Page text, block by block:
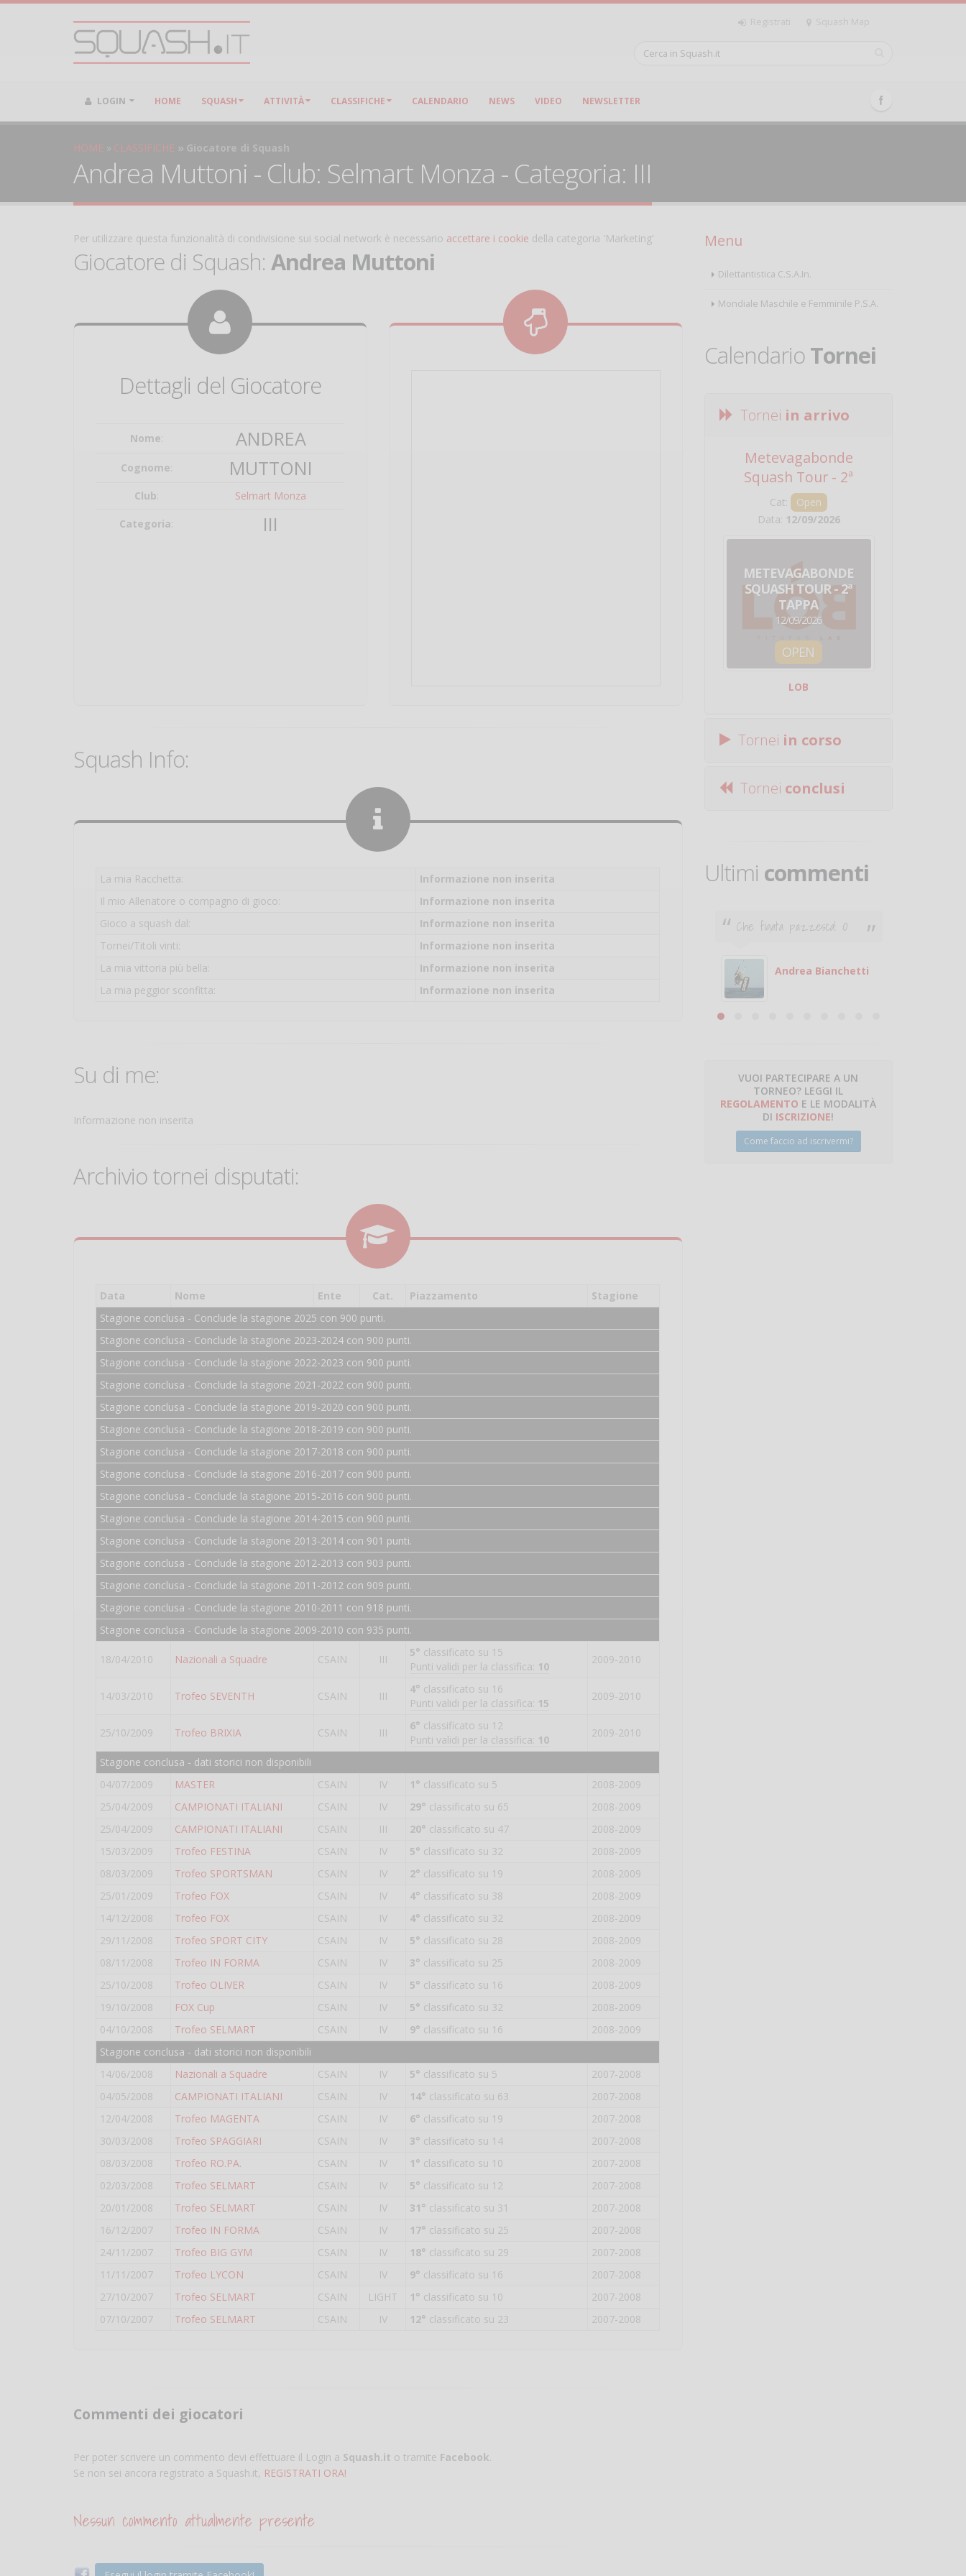
Registrati Squash Map
LOGIN HOME SQUASH ATTIVITÀ CLASSIFICHE CALENDARIO NEWS VIDEO NEWSLETTER
HOME CLASSIFICHE Giocatore di Squash
Andrea Muttoni - Club: Selmart Monza - Categoria: III
Per utilizzare questa funzionalità di condivisione sui social network è necessario accettare i cookie della categoria 'Marketing'
Giocatore di Squash: Andrea Muttoni
Dettagli del Giocatore
Nome: ANDREA
Cognome: MUTTONI
Club: Selmart Monza
Categoria: III
Squash Info:
La mia Racchetta:
Informazione non inserita
Il mio Allenatore o compagno di gioco:
Informazione non inserita
Gioco a squash dal:
Informazione non inserita
Tornei/Titoli vinti:
Informazione non inserita
La mia vittoria più bella:
Informazione non inserita
La mia peggior sconfitta:
Informazione non inserita
Su di me:
Informazione non inserita
Archivio tornei disputati:
Data Nome Ente Cat. Piazzamento
Stagione
Stagione conclusa - Conclude la stagione 2025 con 900 punti.
Stagione conclusa - Conclude la stagione 2023-2024 con 900 punti.
Stagione conclusa - Conclude la stagione 2022-2023 con 900 punti.
Stagione conclusa - Conclude la stagione 2021-2022 con 900 punti.
Stagione conclusa - Conclude la stagione 2019-2020 con 900 punti.
Stagione conclusa - Conclude la stagione 2018-2019 con 900 punti.
Stagione conclusa - Conclude la stagione 2017-2018 con 900 punti.
Stagione conclusa - Conclude la stagione 2016-2017 con 900 punti.
Stagione conclusa - Conclude la stagione 2015-2016 con 900 punti.
Stagione conclusa - Conclude la stagione 2014-2015 con 900 punti.
Stagione conclusa - Conclude la stagione 2013-2014 con 901 punti.
Stagione conclusa - Conclude la stagione 2012-2013 con 903 punti.
Stagione conclusa - Conclude la stagione 2011-2012 con 909 punti.
Stagione conclusa - Conclude la stagione 2010-2011 con 918 punti.
Stagione conclusa - Conclude la stagione 2009-2010 con 935 punti.
18/04/2010 Nazionali a Squadre CSAIN III
5° classificato su 15
Punti validi per la classifica: 10
2009-2010
14/03/2010 Trofeo SEVENTH CSAIN III
4° classificato su 16
Punti validi per la classifica: 15
2009-2010
25/10/2009 Trofeo BRIXIA CSAIN III
6° classificato su 12
Punti validi per la classifica: 10
2009-2010
Stagione conclusa - dati storici non disponibili
04/07/2009
MASTER CSAIN IV 1° classificato su 5
2008-2009
25/04/2009
CAMPIONATI ITALIANI CSAIN IV 29° classificato su 65
2008-2009
25/04/2009
CAMPIONATI ITALIANI CSAIN III 20° classificato su 47
2008-2009
15/03/2009
Trofeo FESTINA CSAIN IV 5° classificato su 32
2008-2009
08/03/2009
Trofeo SPORTSMAN CSAIN IV 2° classificato su 19
2008-2009
25/01/2009
Trofeo FOX CSAIN IV 4° classificato su 38
2008-2009
14/12/2008
Trofeo FOX CSAIN IV 4° classificato su 32
2008-2009
29/11/2008
Trofeo SPORT CITY CSAIN IV 5° classificato su 28
2008-2009
08/11/2008
Trofeo IN FORMA CSAIN IV 3° classificato su 25
2008-2009
25/10/2008
Trofeo OLIVER CSAIN IV 5° classificato su 16
2008-2009
19/10/2008
FOX Cup CSAIN IV 5° classificato su 32
2008-2009
04/10/2008
Trofeo SELMART CSAIN IV 9° classificato su 16
2008-2009
Stagione conclusa - dati storici non disponibili
14/06/2008
Nazionali a Squadre CSAIN IV 5° classificato su 5
2007-2008
04/05/2008
CAMPIONATI ITALIANI CSAIN IV 14° classificato su 63
2007-2008
12/04/2008
Trofeo MAGENTA CSAIN IV 6° classificato su 19
2007-2008
30/03/2008
Trofeo SPAGGIARI CSAIN IV 3° classificato su 14
2007-2008
08/03/2008
Trofeo RO.PA. CSAIN IV 1° classificato su 10
2007-2008
02/03/2008
Trofeo SELMART CSAIN IV 5° classificato su 12
2007-2008
20/01/2008
Trofeo SELMART CSAIN IV 31° classificato su 31
2007-2008
16/12/2007
Trofeo IN FORMA CSAIN IV 17° classificato su 25
2007-2008
24/11/2007
Trofeo BIG GYM CSAIN IV 18° classificato su 29
2007-2008
11/11/2007
Trofeo LYCON CSAIN IV 9° classificato su 16
2007-2008
27/10/2007
Trofeo SELMART CSAIN LIGHT 1° classificato su 10
2007-2008
07/10/2007
Trofeo SELMART CSAIN IV 12° classificato su 23 2007-2008
Commenti dei giocatori
Per poter scrivere un commento devi effettuare il Login a Squash.it o tramite Facebook.
Se non sei ancora registrato a Squash.it, REGISTRATI ORA!
Nessun commento attualmente presente
Menu
Dilettantistica C.S.A.In.
Mondiale Maschile e Femminile P.S.A.
CalendarioTornei
Tornei in arrivo
Metevagabonde
Squash Tour - 2ª
Tappa
Cat:
Open
Data: 12/09/2026
METEVAGABONDE
SQUASH TOUR - 2ª
TAPPA
12/09/2026
OPEN
LOB
Tornei in corso
Tornei conclusi
Ultimi commenti
Salve,
come fare per prenotare
il campo per giocare con
un mio amico?
Devo chiamare il numero
Che figata pazzesca! :O
Andrea Bianchetti
VUOI PARTECIPARE A UN
TORNEO? LEGGI IL
REGOLAMENTO E LE MODALITÀ
DI ISCRIZIONE!
Come faccio ad iscrivermi?